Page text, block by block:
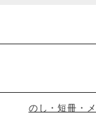
のし・短冊・